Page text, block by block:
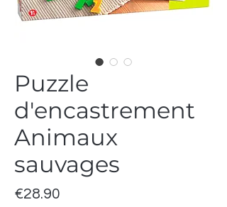
Puzzle
d'encastrement
Animaux
sauvages
€28.90